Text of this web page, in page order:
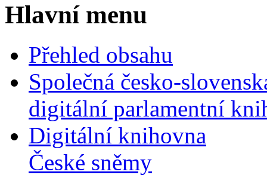
Hlavní menu
Přehled obsahu
Společná česko-
digitální parlamentní
Digitální knihovna
České sněmy